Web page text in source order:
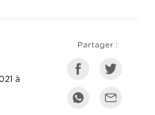
à
Partager :